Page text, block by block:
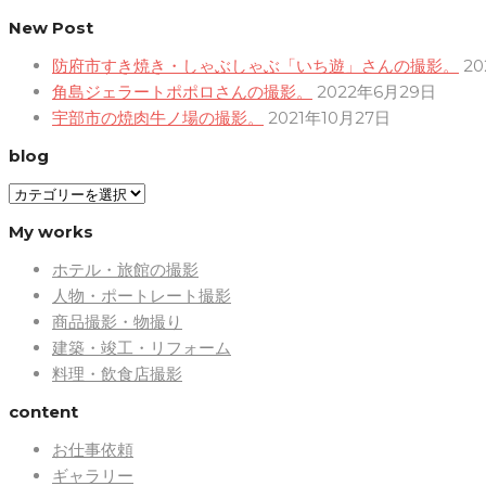
New Post
防府市すき焼き・しゃぶしゃぶ「いち遊」さんの撮影。
角島ジェラートポポロさんの撮影。
2022年6月29日
宇部市の焼肉牛ノ場の撮影。
2021年10月27日
blog
blog
My works
ホテル・旅館の撮影
人物・ポートレート撮影
商品撮影・物撮り
建築・竣工・リフォーム
料理・飲食店撮影
content
お仕事依頼
ギャラリー